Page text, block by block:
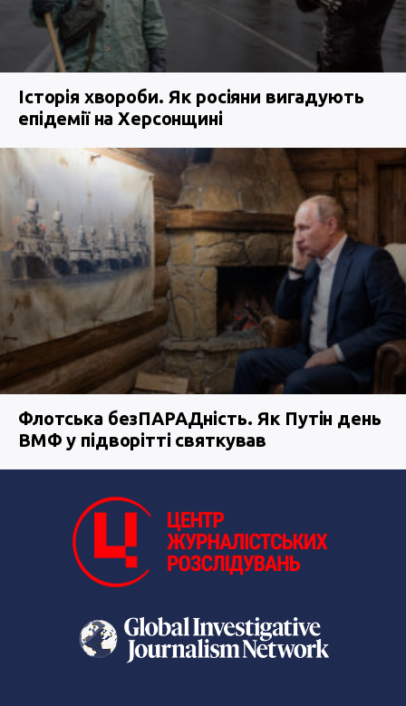
Історія хвороби. Як росіяни вигадують
епідемії на Херсонщині
Флотська безПАРАДність. Як Путін день
ВМФ у підворітті святкував